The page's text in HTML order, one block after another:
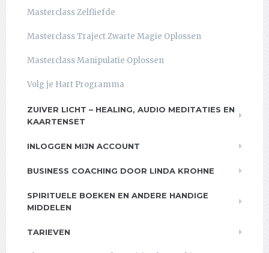
Masterclass Zelfliefde
Masterclass Traject Zwarte Magie Oplossen
Masterclass Manipulatie Oplossen
Volg je Hart Programma
ZUIVER LICHT – HEALING, AUDIO MEDITATIES EN
KAARTENSET
INLOGGEN MIJN ACCOUNT
BUSINESS COACHING DOOR LINDA KROHNE
SPIRITUELE BOEKEN EN ANDERE HANDIGE
MIDDELEN
TARIEVEN